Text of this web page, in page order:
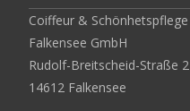
Coiffeur & Schönhetspflege
Falkensee GmbH
Rudolf-Breitscheid-Straße 2
14612 Falkensee